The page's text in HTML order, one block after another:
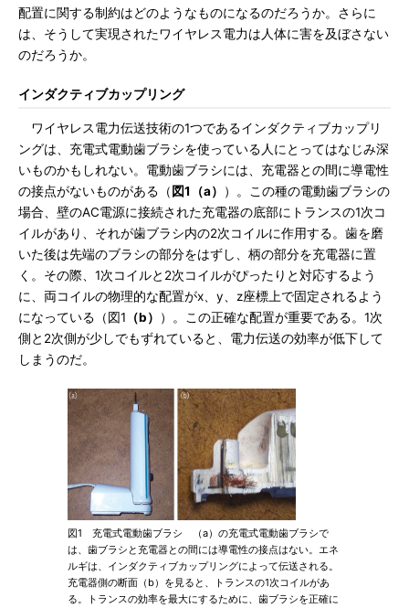
配置に関する制約はどのようなものになるのだろうか。さらに
は、そうして実現されたワイヤレス電力は人体に害を及ぼさない
のだろうか。
インダクティブカップリング
ワイヤレス電力伝送技術の1つであるインダクティブカップリ
ングは、充電式電動歯ブラシを使っている人にとってはなじみ深
いものかもしれない。電動歯ブラシには、充電器との間に導電性
の接点がないものがある（ 図1（a）
）。この種の電動歯ブラシの
場合、壁のAC電源に接続された充電器の底部にトランスの1次コ
イルがあり、それが歯ブラシ内の2次コイルに作用する。歯を磨
いた後は先端のブラシの部分をはずし、柄の部分を充電器に置
く。その際、1次コイルと2次コイルがぴったりと対応するよう
に、両コイルの物理的な配置がx、y、z座標上で固定されるよう
になっている（図1 （b）
）。この正確な配置が重要である。1次
側と2次側が少しでもずれていると、電力伝送の効率が低下して
しまうのだ。
図1 充電式電動歯ブラシ （a）の充電式電動歯ブラシで
は、歯ブラシと充電器との間には導電性の接点はない。エネ
ルギは、インダクティブカップリングによって伝送される。
充電器側の断面（b）を見ると、トランスの1次コイルがあ
る。トランスの効率を最大にするために、歯ブラシを正確に